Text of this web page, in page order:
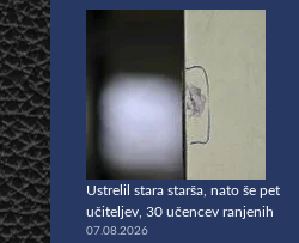
Ustrelil stara starša, nato še pet
učiteljev, 30 učencev ranjenih
07.08.2026